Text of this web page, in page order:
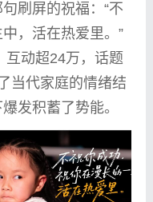
刷屏的祝福：“不
，活在热爱里。”
互动超24万，话题
当代家庭的情绪结
发积蓄了势能。